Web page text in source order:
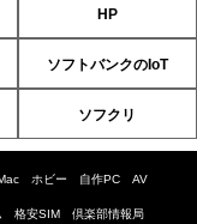
HP
ソフトバンクのIoT
ソフクリ
ホビー 自作PC AV
格安SIM 倶楽部情報局